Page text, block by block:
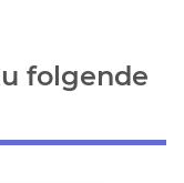
folgende